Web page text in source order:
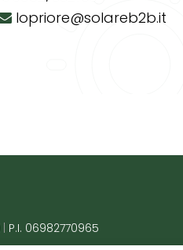
lopriore@solareb2b.it
P.I. 06982770965